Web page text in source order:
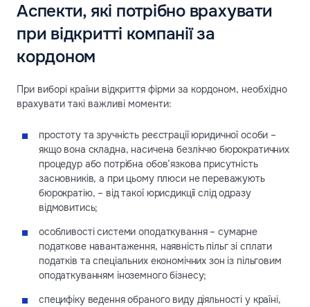
Аспекти, які потрібно врахувати
при відкритті компанії за
кордоном
При виборі країни відкриття фірми за кордоном, необхідно
врахувати такі важливі моменти:
простоту та зручність реєстрації юридичної особи –
якщо вона складна, насичена безліччю бюрократичних
процедур або потрібна обов’язкова присутність
засновників, а при цьому плюси не переважують
бюрократію, – від такої юрисдикції слід одразу
відмовитись;
особливості системи оподаткування – сумарне
податкове навантаження, наявність пільг зі сплати
податків та спеціальних економічних зон із пільговим
оподаткуванням іноземного бізнесу;
специфіку ведення обраного виду діяльності у країні,